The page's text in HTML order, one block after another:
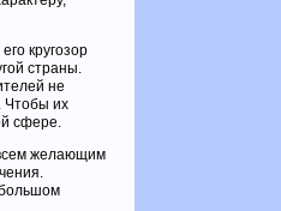
кругозор
страны.
не
Чтобы их
сфере.
желающим